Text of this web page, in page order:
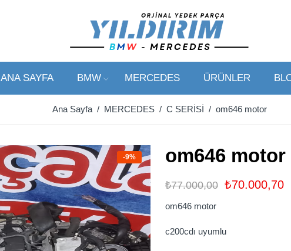
ANA SAYFA BMW MERCEDES ÜRÜNLER
Ana Sayfa/ MERCEDES/ C SERİSİ / om646 motor
-9% om646 motor
₺77.000,00 ₺70.000,70
om646 motor
c200cdı uyumlu